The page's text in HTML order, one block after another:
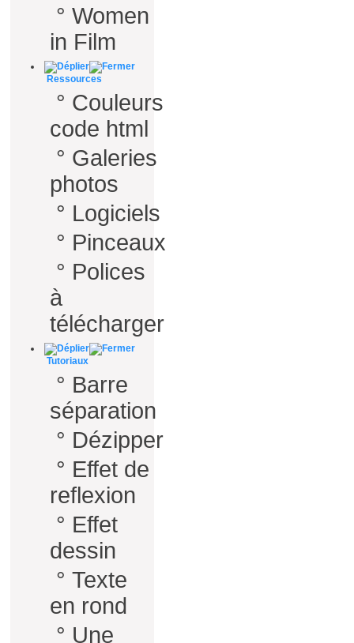
° Women
in Film
Ressources
° Couleurs
code html
° Galeries
photos
° Logiciels
° Pinceaux
° Polices
à
télécharger
Tutoriaux
° Barre
séparation
° Dézipper
° Effet de
reflexion
° Effet
dessin
° Texte
en rond
° Une